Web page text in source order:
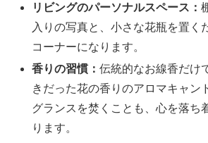
リビングのパーソナルスペース：
入りの写真と、小さな花瓶を置く
コーナーになります。
香りの習慣：伝統的なお線香だけ
きだった花の香りのアロマキャン
グランスを焚くことも、心を落ち
ります。